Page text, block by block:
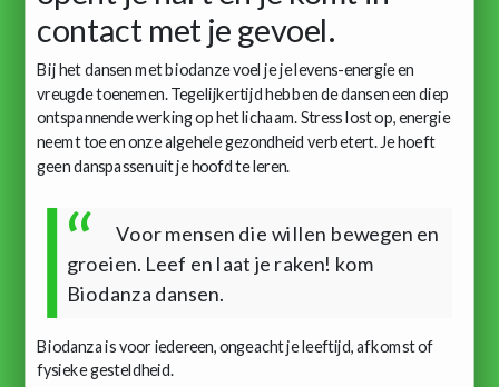
contact met je gevoel.
Bij het dansen met biodanze voel je je levens-energie en
vreugde toenemen. Tegelijkertijd hebben de dansen een diep
ontspannende werking op het lichaam. Stress lost op, energie
neemt toe en onze algehele gezondheid verbetert. Je hoeft
geen danspassen uit je hoofd te leren.
Voor mensen die willen bewegen en
groeien. Leef en laat je raken! kom
Biodanza dansen.
Biodanza is voor iedereen, ongeacht je leeftijd, afkomst of
fysieke gesteldheid.